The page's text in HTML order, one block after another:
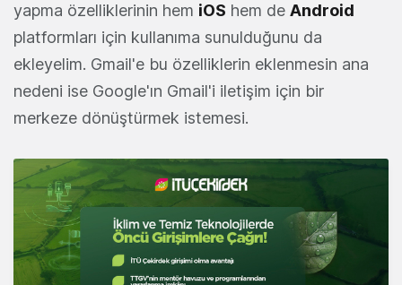
yapma özelliklerinin hem iOS hem de Android
platformları için kullanıma sunulduğunu da
ekleyelim. Gmail'e bu özelliklerin eklenmesin ana
nedeni ise Google'ın Gmail'i iletişim için bir
merkeze dönüştürmek istemesi.